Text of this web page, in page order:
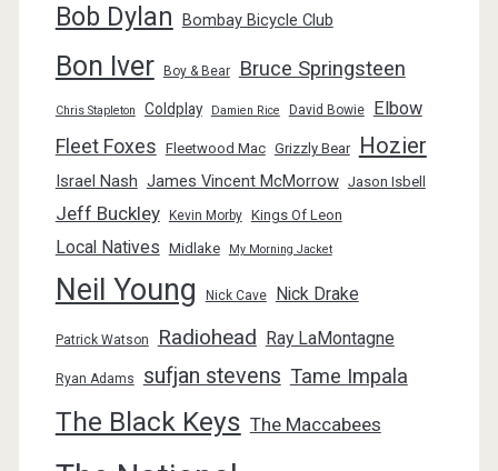
Bob Dylan Bombay Bicycle Club
Bon Iver Boy & Bear Bruce Springsteen
Chris Stapleton Coldplay Damien Rice David Bowie Elbow
Fleet Foxes Fleetwood Mac Grizzly Bear Hozier
Israel Nash James Vincent McMorrow Jason Isbell
Jeff Buckley Kevin Morby Kings Of Leon
Local Natives Midlake My Morning Jacket
Neil Young Nick Cave Nick Drake
Patrick Watson Radiohead Ray LaMontagne
Ryan Adams sufjan stevens Tame Impala
The Black Keys The Maccabees